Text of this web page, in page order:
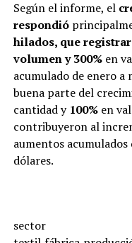
Según el informe, el
respondió
hilados, que
volumen y 300% en
acumulado de enero a
buena parte del
cantidad y 100%en
contribuyeron al
aumentos acumulados
dólares.
sector